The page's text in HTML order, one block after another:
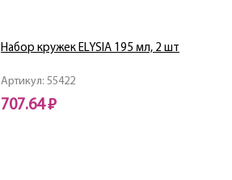
Артикул: 55422
Набор кружек ELYSIA 195 мл, 2 шт
707.64 ₽